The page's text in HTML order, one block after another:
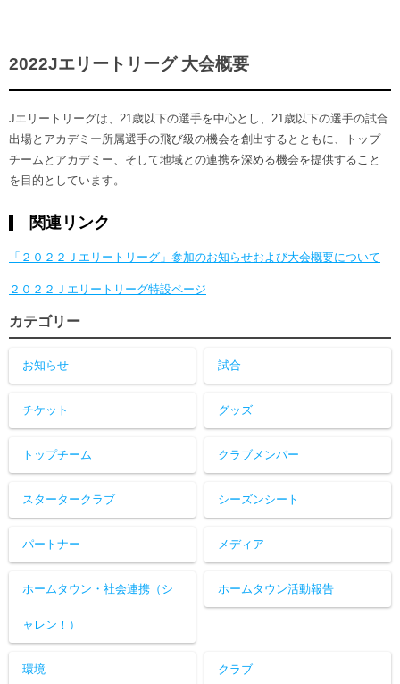
2022Jエリートリーグ 大会概要
Jエリートリーグは、21歳以下の選手を中心とし、21歳以下の選手の試合
出場とアカデミー所属選手の飛び級の機会を創出するとともに、トップ
チームとアカデミー、そして地域との連携を深める機会を提供すること
を目的としています。
関連リンク
「２０２２Ｊエリートリーグ」参加のお知らせおよび大会概要について
２０２２Ｊエリートリーグ特設ページ
カテゴリー
お知らせ 試合
チケット グッズ
トップチーム クラブメンバー
スタータークラブ シーズンシート
パートナー メディア
ホームタウン・社会連携（シ
ャレン！）
ホームタウン活動報告
環境 クラブ